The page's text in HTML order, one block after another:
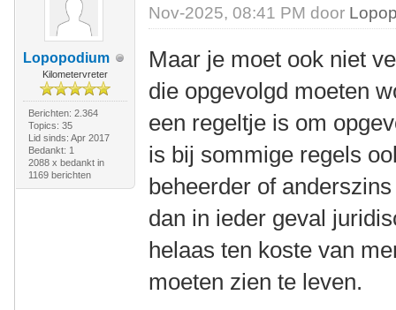
Lopopodium
Kilometervreter
Berichten: 2.364
Topics: 35
Lid sinds: Apr 2017
Bedankt: 1
2088 x bedankt in
1169 berichten
Nov-2025, 08:41 PM door
Maar je moet ook niet
die opgevolgd moeten
een regeltje is om
is bij sommige regels
beheerder of
dan in ieder geval
helaas ten koste van
moeten zien te leven.